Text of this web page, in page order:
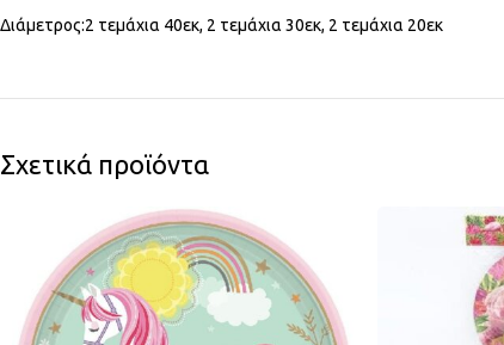
Διάμετρος:2 τεμάχια 40εκ, 2 τεμάχια 30εκ, 2 τεμάχια 20εκ
Σχετικά προϊόντα